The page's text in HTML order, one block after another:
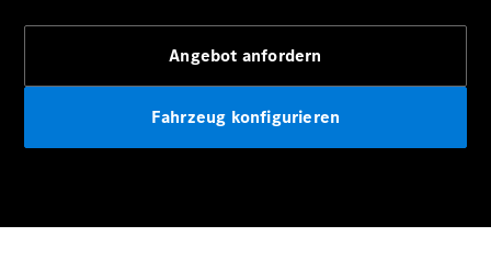
Startseite
Standortsuche
Angebot anfordern
Fahrzeug konfigurieren